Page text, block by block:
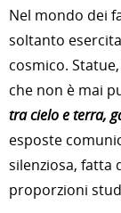
Nel mondo dei
soltanto
cosmico.
che non è mai
tra cielo e terra,
esposte
silenziosa, fatta
proporzioni